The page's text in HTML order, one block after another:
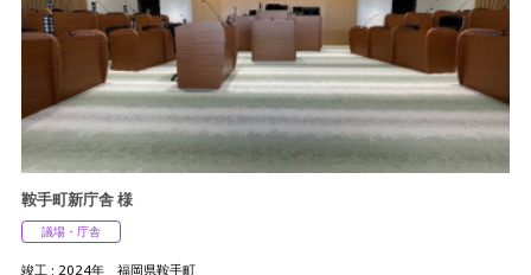
鞍手町新庁舎 様
議場・庁舎
竣工 : 2024年 福岡県鞍手町